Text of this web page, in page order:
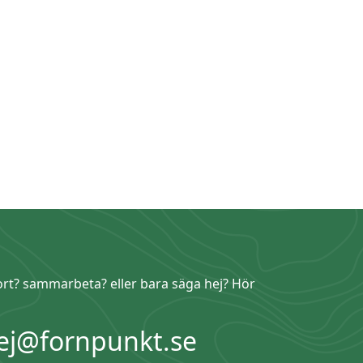
sammarbeta? eller bara säga hej? Hör